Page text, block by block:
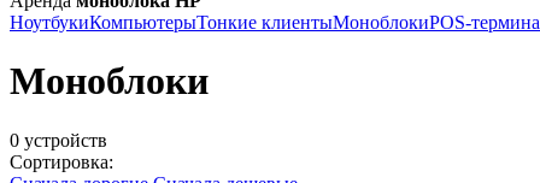
НоутбукиКомпьютерыТонкие клиентыМоноблокиPOS-
Моноблоки
0 устройств
Сортировка: